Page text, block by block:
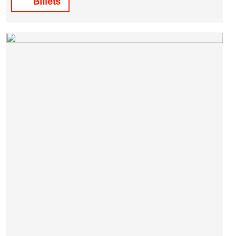
Billets